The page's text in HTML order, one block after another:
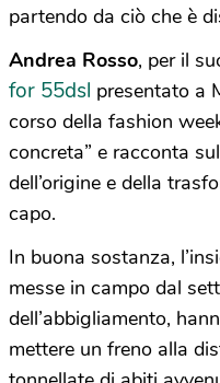
partendo da ciò che è
Andrea Rosso, per il
for 55dsl presentato a
corso della fashion
concreta” e racconta
dell’origine e della
capo.
In buona sostanza,
messe in campo dal
dell’abbigliamento,
mettere un freno alla